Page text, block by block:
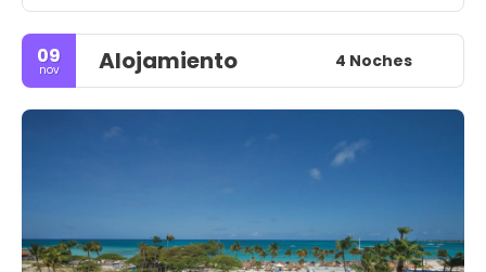
09
nov Alojamiento 4 Noches